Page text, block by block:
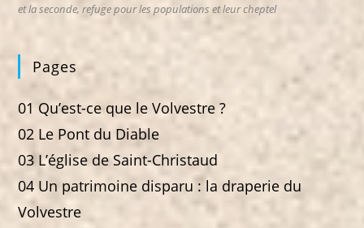
et la seconde, refuge pour les populations et leur cheptel
Pages
01 Qu’est-ce que le Volvestre ?
02 Le Pont du Diable
03 L’église de Saint-Christaud
04 Un patrimoine disparu : la draperie du
Volvestre